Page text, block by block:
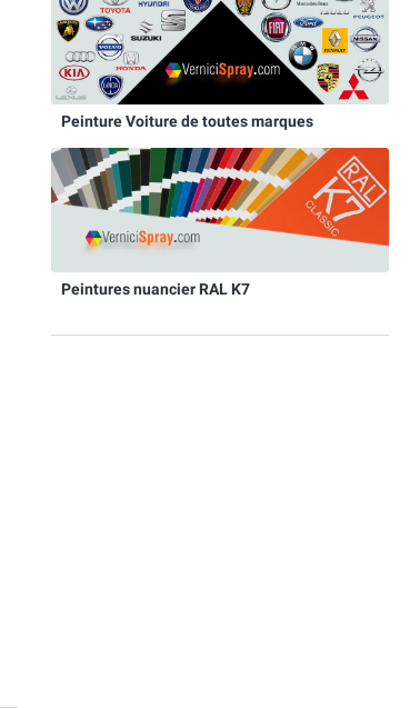
Peinture Voiture de toutes marques
Peintures nuancier RAL K7